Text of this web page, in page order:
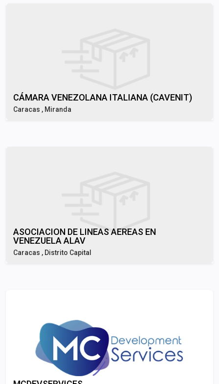
CÁMARA VENEZOLANA ITALIANA (CAVENIT)
Caracas , Miranda
ASOCIACION DE LINEAS AEREAS EN
VENEZUELA ALAV
Caracas , Distrito Capital